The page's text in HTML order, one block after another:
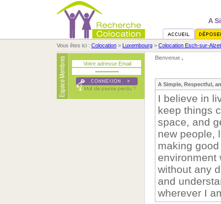
A
Vous êtes ici : Colocation > Luxembourg > Colocation Esch-sur-
Bienvenue ,
A Simple, Respectful,
I believe in
keep things
space, and
new people,
making
environment
without any
and
wherever I